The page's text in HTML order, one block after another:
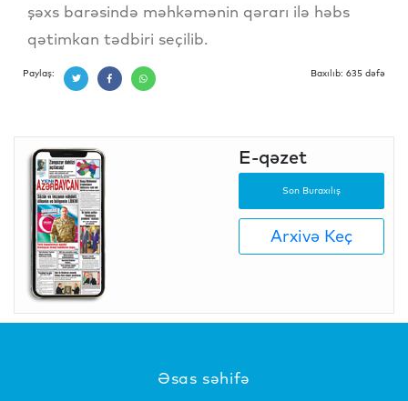
şəxs barəsində məhkəmənin qərarı ilə həbs
qətimkan tədbiri seçilib.
Paylaş: Baxılıb: 635 dəfə
E-qəzet
Son Buraxılış
Arxivə Keç
Əsas səhifə